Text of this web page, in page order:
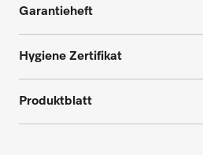
Ersatzteile
Garantieheft
Hygiene Zertifikat
Produktblatt